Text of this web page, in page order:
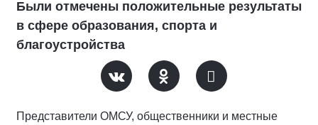
Были отмечены положительные результаты
в сфере образования, спорта и
благоустройства
Представители ОМСУ, общественники и местные